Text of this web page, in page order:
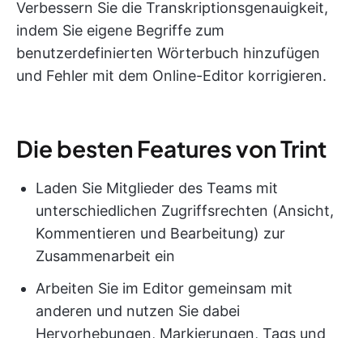
Verbessern Sie die Transkriptionsgenauigkeit,
indem Sie eigene Begriffe zum
benutzerdefinierten Wörterbuch hinzufügen
und Fehler mit dem Online-Editor korrigieren.
Die besten Features von Trint
Laden Sie Mitglieder des Teams mit
unterschiedlichen Zugriffsrechten (Ansicht,
Kommentieren und Bearbeitung) zur
Zusammenarbeit ein
Arbeiten Sie im Editor gemeinsam mit
anderen und nutzen Sie dabei
Hervorhebungen, Markierungen, Tags und